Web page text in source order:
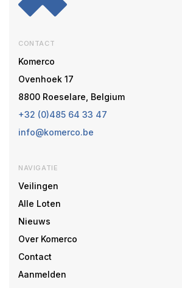
CONTACT
Komerco
Ovenhoek 17
8800 Roeselare, Belgium
+32 (0)485 64 33 47
info@komerco.be
NAVIGATIE
Veilingen
Alle Loten
Nieuws
Over Komerco
Contact
Aanmelden